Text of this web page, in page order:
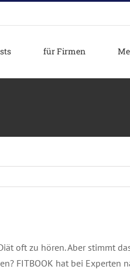
für Firmen
oft zu hören. Aber stimmt
FITBOOK hat bei Experten